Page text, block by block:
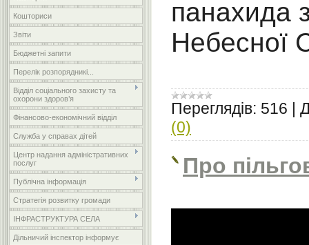
Кошториси
Звіти
Бюджетні запити
Перелік розпорядникі...
Відділ соціального захисту та
охорони здоров’я
Фінансово-економічний відділ
Служба у справах дітей
Центр надання адміністративних
послуг
Публічна інформація
Стратегія розвитку громади
ІНФРАСТРУКТУРА СЕЛА
Дільничий інспектор інформує
панахида
Небесної
Переглядів: 516 |
(0)
Про